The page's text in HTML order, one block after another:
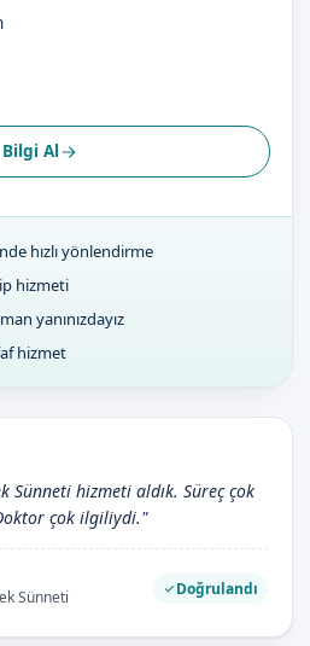
Bilgi Al
hızlı yönlendirme
hizmeti
yanınızdayız
hizmet
Sünneti hizmeti aldık. Süreç çok
çok ilgiliydi."
Sünneti Doğrulandı